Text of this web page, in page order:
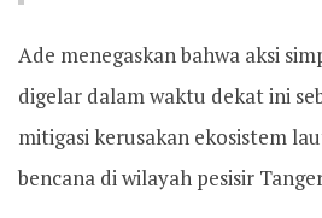
Ade menegaskan bahwa aksi
digelar dalam waktu dekat ini
mitigasi kerusakan ekosistem
bencana di wilayah pesisir